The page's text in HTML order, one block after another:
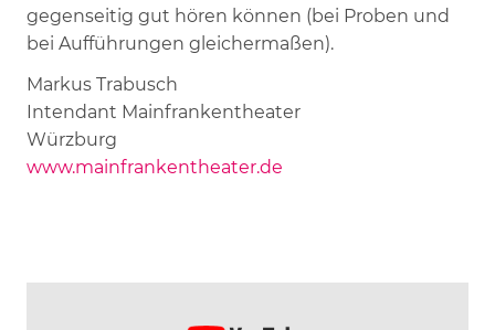
gegenseitig gut hören können (bei Proben und
bei Aufführungen gleichermaßen).
Markus Trabusch
Intendant Mainfrankentheater
Würzburg
www.mainfrankentheater.de